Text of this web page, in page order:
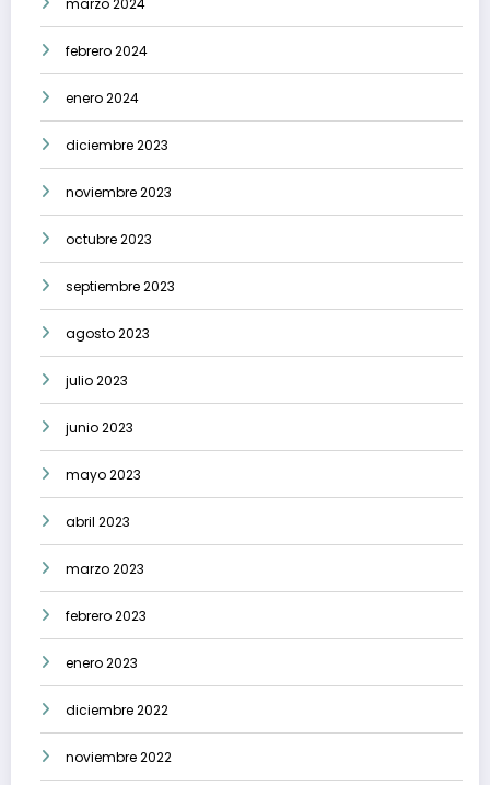
marzo 2024
febrero 2024
enero 2024
diciembre 2023
noviembre 2023
octubre 2023
septiembre 2023
agosto 2023
julio 2023
junio 2023
mayo 2023
abril 2023
marzo 2023
febrero 2023
enero 2023
diciembre 2022
noviembre 2022